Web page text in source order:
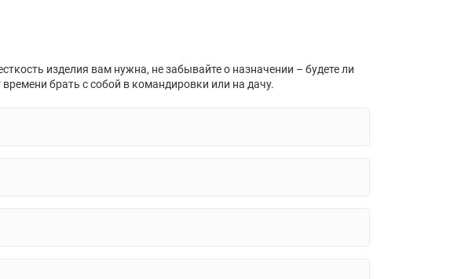
изделия вам нужна, не забывайте о назначении – будете ли
брать с собой в командировки или на дачу.